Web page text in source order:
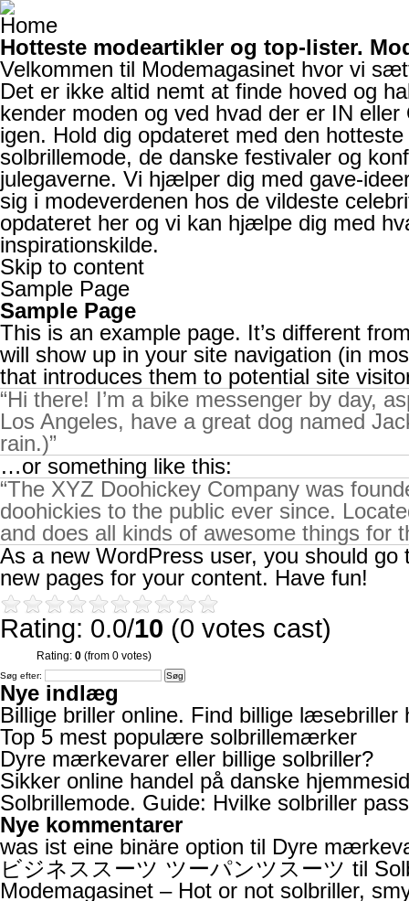
Hotteste modeartikler og top-lister.
Velkommen til Modemagasinet hvor vi
Det er ikke altid nemt at finde hoved og
kender moden og ved hvad der er IN
igen. Hold dig opdateret med den
solbrillemode, de danske festivaler og
julegaverne. Vi hjælper dig med gave-
sig i modeverdenen hos de vildeste
opdateret her og vi kan hjælpe dig med
inspirationskilde.
Skip to content
Sample Page
Sample Page
This is an example page. It’s different
will show up in your site navigation (in
that introduces them to potential site
Hi there! I’m a bike messenger by day,
Los Angeles, have a great dog named
rain.)
…or something like this:
The XYZ Doohickey Company was
doohickies to the public ever since.
and does all kinds of awesome things for
As a new WordPress user, you should
new pages for your content. Have fun!
Rating: 0.0/10 (0 votes cast)
Rating: 0 (from 0 votes)
Søg efter:
Nye indlæg
Billige briller online. Find billige læsebriller
Top 5 mest populære solbrillemærker
Dyre mærkevarer eller billige solbriller?
Sikker online handel på danske
Solbrillemode. Guide: Hvilke solbriller
Nye kommentarer
was ist eine binäre option til Dyre
ビジネススーツ ツーパンツスーツ til
Modemagasinet – Hot or not solbriller,